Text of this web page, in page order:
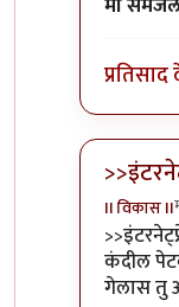
II विकास II
In reply
कंदील
गेलास तु